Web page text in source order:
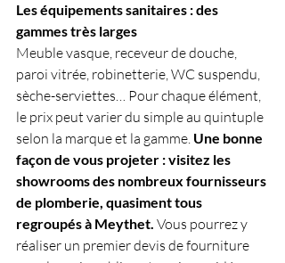
Les équipements sanitaires : des
gammes très larges
Meuble vasque, receveur de douche,
paroi vitrée, robinetterie, WC suspendu,
sèche-serviettes… Pour chaque élément,
le prix peut varier du simple au quintuple
selon la marque et la gamme. Une bonne
façon de vous projeter : visitez les
showrooms des nombreux fournisseurs
de plomberie, quasiment tous
regroupés à Meythet. Vous pourrez y
réaliser un premier devis de fourniture